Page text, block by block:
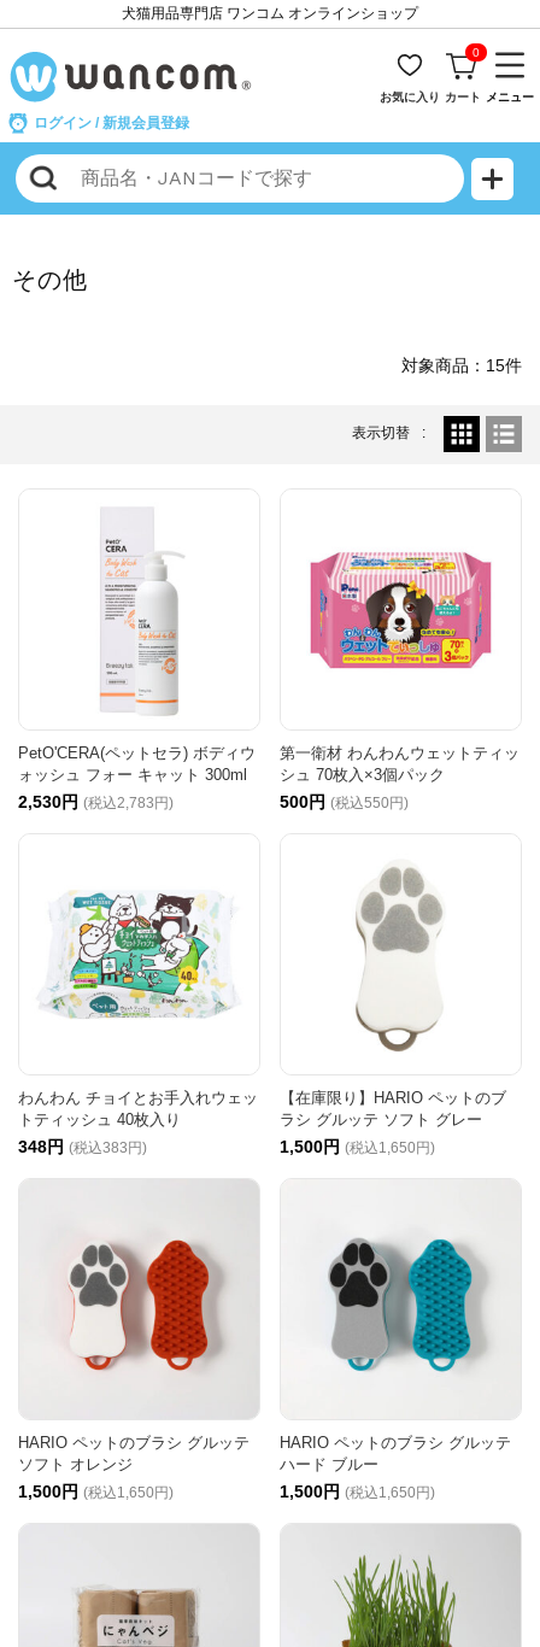
犬猫用品専門店 ワンコム オンラインショップ
ログイン / 新規会員登録
お気に入り
0
カート メニュー
その他
対象商品：15件
表示切替
PetO'CERA(ペットセラ) ボディウ
ォッシュ フォー キャット 300ml
2,530円 (税込2,783円)
第一衛材 わんわんウェットティッ
シュ 70枚入×3個パック
500円 (税込550円)
わんわん チョイとお手入れウェッ
トティッシュ 40枚入り
348円 (税込383円)
【在庫限り】HARIO ペットのブ
ラシ グルッテ ソフト グレー
1,500円 (税込1,650円)
HARIO ペットのブラシ グルッテ
ソフト オレンジ
1,500円 (税込1,650円)
HARIO ペットのブラシ グルッテ
ハード ブルー
1,500円 (税込1,650円)